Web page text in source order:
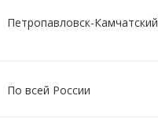
Петропавловск-Камчатский
По всей России